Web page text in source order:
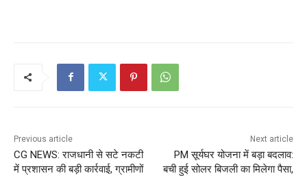
Previous article
CG NEWS: राजधानी से सटे नकटी
में प्रशासन की बड़ी कार्रवाई, ग्रामीणों
Next article
PM सूर्यघर योजना में बड़ा बदलाव:
बची हुई सोलर बिजली का मिलेगा पैसा,